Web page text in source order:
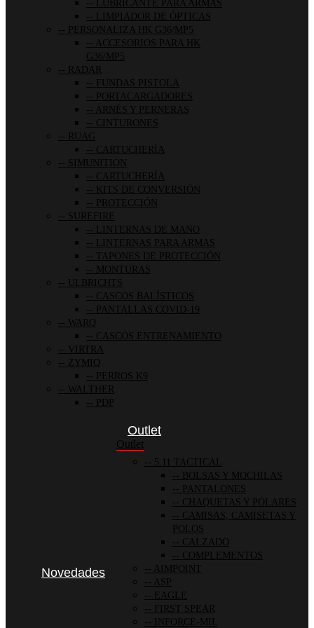
LUBRICANTE PARA ARMAS
LIMPIADOR DE ÓPTICAS
PERSONALIZA HK G36/MP5
ACCESORIOS PARA HK
G36/MP5
RADAR
FUNDAS PISTOLA
PORTACARGADORES
ARNÉS Y PERNERAS
CINTURONES
RUAG
CARTUCHERÍA
SIMUNITION
CARTUCHERÍA
KITS DE CONVERSIÓN
PROTECCIÓN
SUREFIRE
LINTERNAS DE MANO
LINTERNAS PARA ARMAS
TAPONES DE PROTECCIÓN
MONTURAS
ULBRICHTS
CASCOS BALÍSTICOS
PANTALLAS COVID-19
WARQ
CASCOS ENTRENAMIENTO
VIRTRA
ZYMIQ
PERROS K9
WALTHER
PDP
Novedades
Outlet
Outlet
5.11 TACTICAL
BOLSAS Y MOCHILAS
PANTALONES
CHAQUETAS Y POLARES
CAMISAS, CAMISETAS Y
POLOS
CALZADO
COMPLEMENTOS
AIMPOINT
ASP
EAGLE
FIRST SPEAR
INFORCE-MIL